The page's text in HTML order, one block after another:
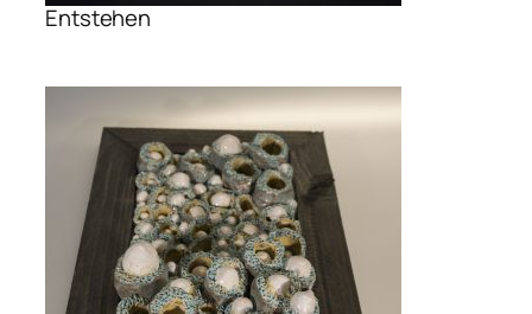
Entstehen